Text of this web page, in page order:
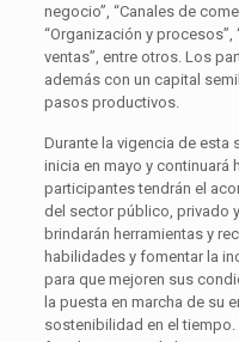
negocio”, “Canales de
“Organización y procesos”,
ventas”, entre otros. Los
además con un capital
pasos productivos.
Durante la vigencia de esta
inicia en mayo y continuará
participantes tendrán el
del sector público, privado
brindarán herramientas y
habilidades y fomentar la
para que mejoren sus
la puesta en marcha de su
sostenibilidad en el tiempo.